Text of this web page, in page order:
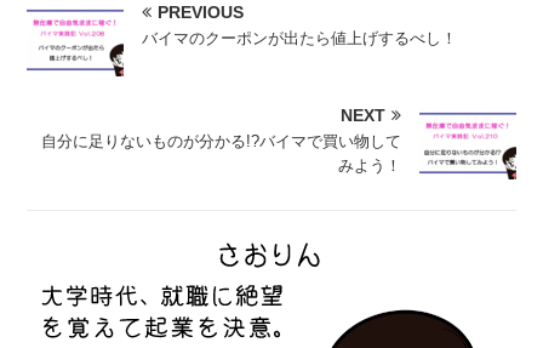
PREVIOUS
バイマのクーポンが出たら値上げするべし！
NEXT
自分に足りないものが分かる!?バイマで買い物して
みよう！